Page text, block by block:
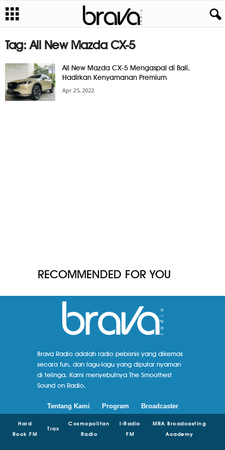
Tag: All New Mazda CX-5
All New Mazda CX-5 Mengaspal di Bali,
Hadirkan Kenyamanan Premium
Apr 25, 2022
RECOMMENDED FOR YOU
Brava Radio adalah radio pebisnis yang dikemas
secara fun, dan lagu-lagu yang diputar nyaman
di telinga. Kami menyebutnya The Smoothest
Sound on Radio.
Tentang Kami Program Broadcaster
Hard
Rock FM
Trax
Cosmopolitan
Radio
I-Radio
FM
MRA Broadcasting
Academy